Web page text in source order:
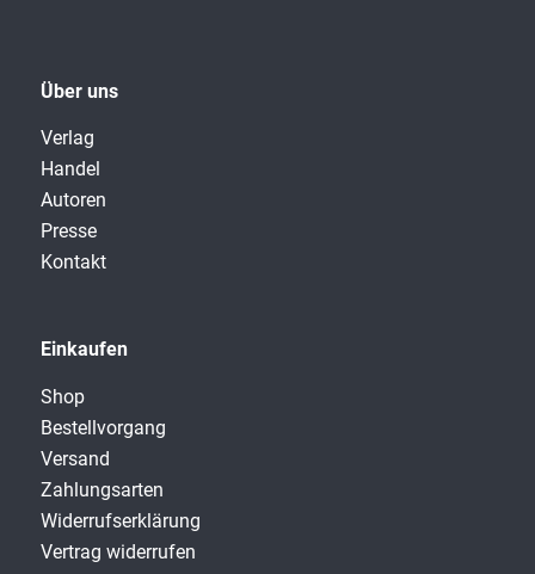
Über uns
Verlag
Handel
Autoren
Presse
Kontakt
Einkaufen
Shop
Bestellvorgang
Versand
Zahlungsarten
Widerrufserklärung
Vertrag widerrufen